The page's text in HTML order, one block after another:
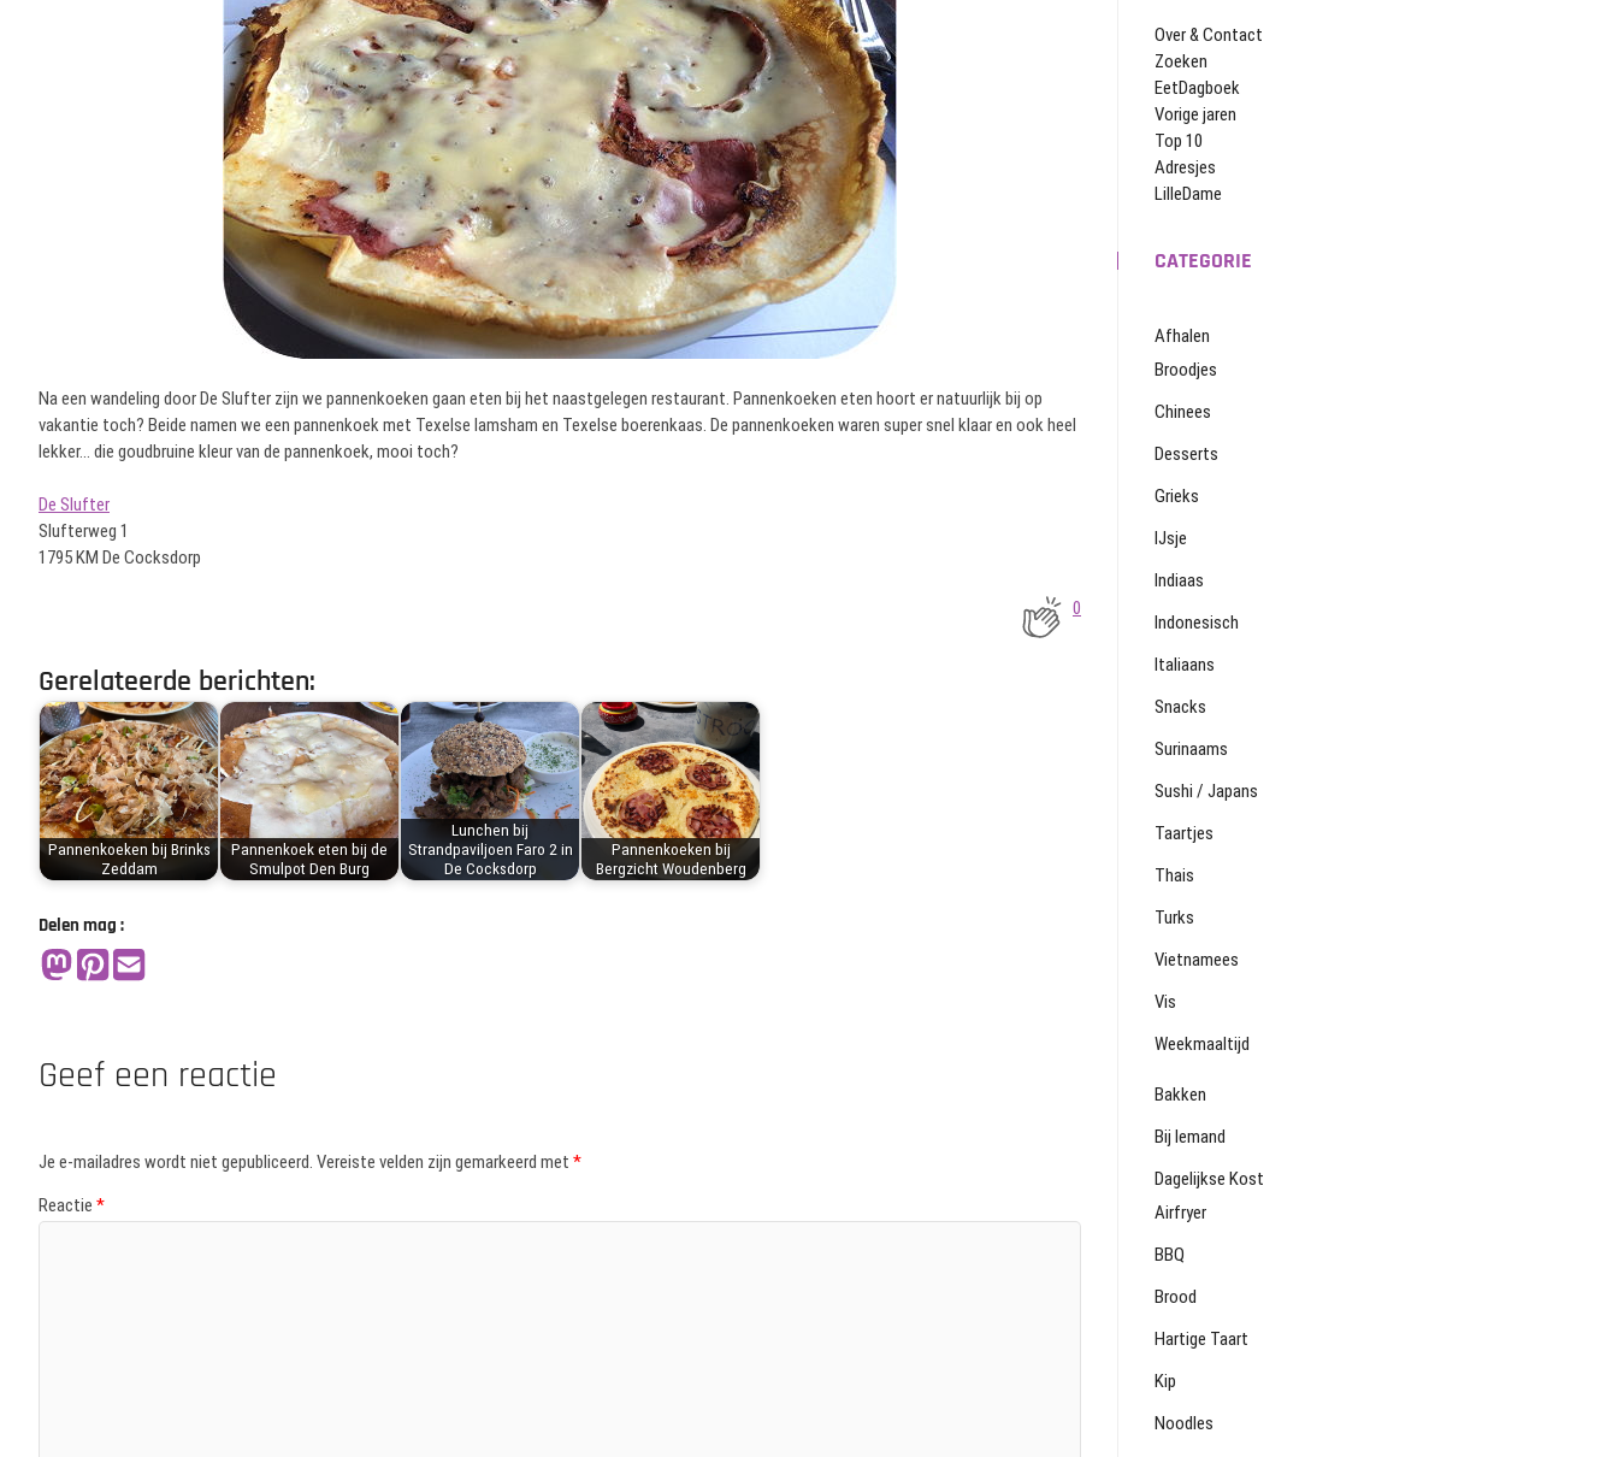
Na een wandeling door De Slufter zijn we pannenkoeken gaan eten bij het naastgelegen restaurant. Pannenkoeken eten hoort er natuurlijk bij op
vakantie toch? Beide namen we een pannenkoek met Texelse lamsham en Texelse boerenkaas. De pannenkoeken waren super snel klaar en ook heel
lekker… die goudbruine kleur van de pannenkoek, mooi toch?
De Slufter
Slufterweg 1
1795 KM De Cocksdorp
0
Gerelateerde berichten:
Pannenkoeken bij Brinks
Zeddam
Pannenkoek eten bij de
Smulpot Den Burg
Lunchen bij
Strandpaviljoen Faro 2 in
De Cocksdorp
Pannenkoeken bij
Bergzicht Woudenberg
Delen mag :
Geef een reactie
Je e-mailadres wordt niet gepubliceerd. Vereiste velden zijn gemarkeerd met *
Reactie *
Over & Contact
Zoeken
EetDagboek
Vorige jaren
Top 10
Adresjes
LilleDame
CATEGORIE
Afhalen
Broodjes
Chinees
Desserts
Grieks
IJsje
Indiaas
Indonesisch
Italiaans
Snacks
Surinaams
Sushi / Japans
Taartjes
Thais
Turks
Vietnamees
Vis
Weekmaaltijd
Bakken
Bij Iemand
Dagelijkse Kost
Airfryer
BBQ
Brood
Hartige Taart
Kip
Noodles